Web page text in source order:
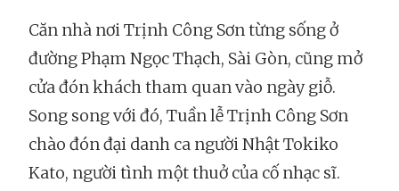
Căn nhà nơi Trịnh Công Sơn từng sống ở
đường Phạm Ngọc Thạch, Sài Gòn, cũng mở
cửa đón khách tham quan vào ngày giỗ.
Song song với đó, Tuần lễ Trịnh Công Sơn
chào đón đại danh ca người Nhật Tokiko
Kato, người tình một thuở của cố nhạc sĩ.